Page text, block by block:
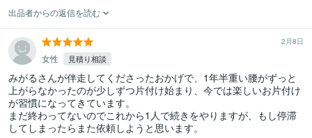
出品者からの返信を読む
2月8日
女性 見積り相談
みがるさんが伴走してくださったおかげで、1年半重い腰がずっと
上がらなかったのが少しずつ片付け始まり、今では楽しいお片付け
が習慣になってきています。
まだ終わってないのでこれから1人で続きをやりますが、もし停滞
してしまったらまた依頼しようと思います。